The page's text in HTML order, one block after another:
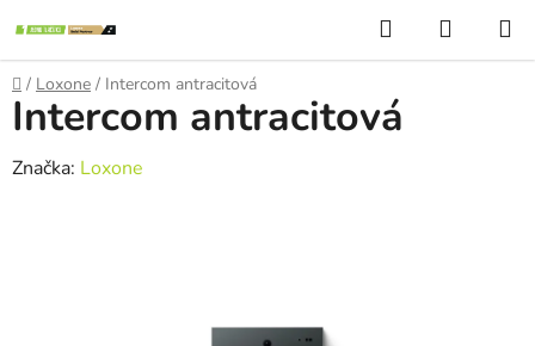
na
obsah
Hledat
KOŠÍK
Domů
/ Loxone / Intercom antracitová
Intercom antracitová
Značka: Loxone